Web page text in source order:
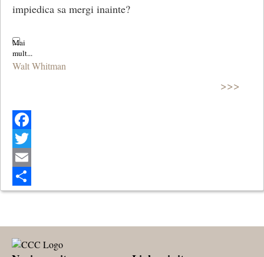
impiedica sa mergi inainte?
Walt Whitman
>>>
Facebook
Twitter
Email
Share